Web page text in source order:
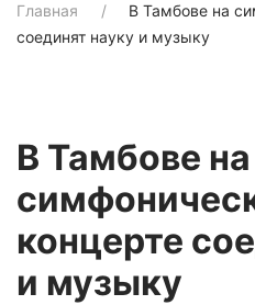
Главная
В Тамбове на
соединят науку и музыку
В Тамбове на
концерте
и музыку